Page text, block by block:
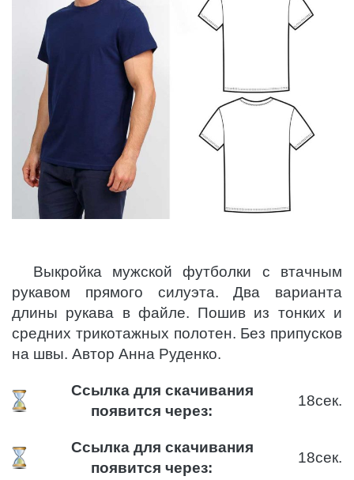
Выкройка мужской футболки с втачным
рукавом прямого силуэта. Два варианта
длины рукава в файле. Пошив из тонких и
средних трикотажных полотен. Без припусков
на швы. Автор Анна Руденко.
Ссылка для скачивания
появится через:
18сек.
Ссылка для скачивания
появится через:
18сек.